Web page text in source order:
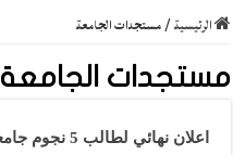
الرئيسية/مستجدات الجامعة
مستجدات الجامعة
اعلان نهائي لطالب 5 نجوم جامعة الجزائر3